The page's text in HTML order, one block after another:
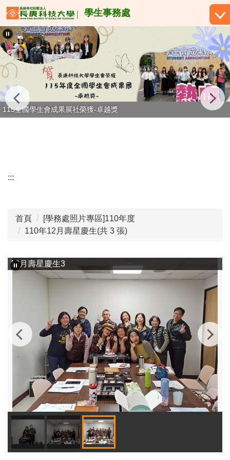
跳
到
主
要
內
容
學生事務處
115全國學生會成果展社榮獲-卓越獎
:::
首頁
[學務處照片專區]110年度
110年12月壽星慶生(共 3 張)
12月壽星慶生3